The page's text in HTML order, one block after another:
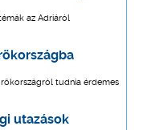
az Adriáról
tudnia érdemes
utazások